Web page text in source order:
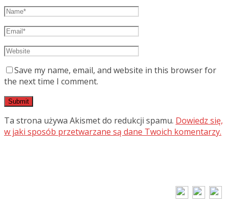
Save my name, email, and website in this browser for
the next time I comment.
Ta strona używa Akismet do redukcji spamu. Dowiedz się,
w jaki sposób przetwarzane są dane Twoich komentarzy.